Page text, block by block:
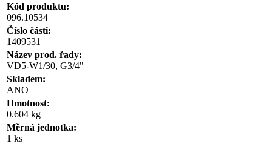
Kód produktu:
096.10534
Číslo části:
1409531
Název prod. řady:
VD5-W1/30, G3/4"
Skladem:
ANO
Hmotnost:
0.604 kg
Měrná jednotka:
1 ks